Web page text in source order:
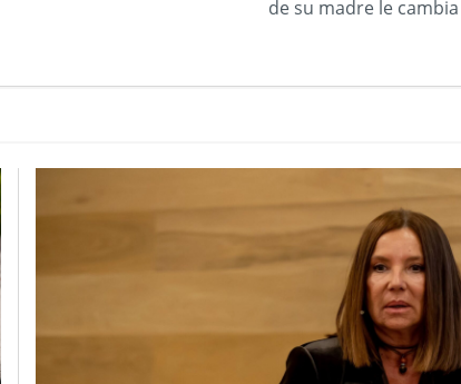
de su madre le